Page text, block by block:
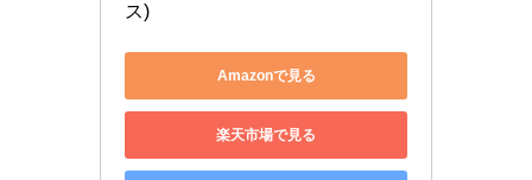
ス)
Amazonで見る
楽天市場で見る